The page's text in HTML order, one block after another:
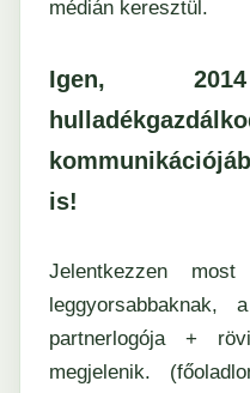
médián keresztül.
Igen,
is!
Jelentkezzen
leggyorsabbaknak,
partnerlogója +
megjelenik.